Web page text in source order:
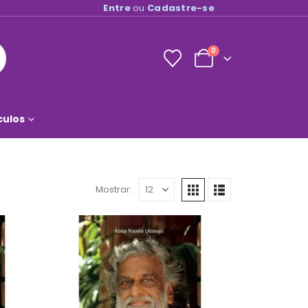
Entreou Cadastre-se
0
Mostrar: